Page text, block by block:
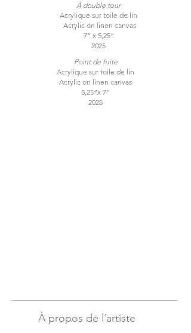
À double tour
Acrylique sur toile de lin
Acrylic on linen canvas
7“ x 5,25“
2025
Point de fuite
Acrylique sur toile de lin
Acrylic on linen canvas
5,25“x 7“
2025
À propos de l´artiste